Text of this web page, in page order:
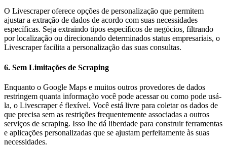
O Livescraper oferece opções de personalização que permitem
ajustar a extração de dados de acordo com suas necessidades
específicas. Seja extraindo tipos específicos de negócios, filtrando
por localização ou direcionando determinados status empresariais, o
Livescraper facilita a personalização das suas consultas.
6. Sem Limitações de Scraping
Enquanto o Google Maps e muitos outros provedores de dados
restringem quanta informação você pode acessar ou como pode usá-
la, o Livescraper é flexível. Você está livre para coletar os dados de
que precisa sem as restrições frequentemente associadas a outros
serviços de scraping. Isso lhe dá liberdade para construir ferramentas
e aplicações personalizadas que se ajustam perfeitamente às suas
necessidades.